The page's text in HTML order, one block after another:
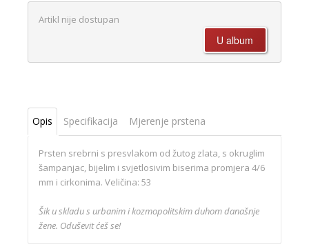
Artikl nije dostupan
Opis Specifikacija Mjerenje prstena
Prsten srebrni s presvlakom od žutog zlata, s okruglim
šampanjac, bijelim i svjetlosivim biserima promjera 4/6
mm i cirkonima. Veličina: 53
Šik u skladu s urbanim i kozmopolitskim duhom današnje
žene. Oduševit ćeš se!